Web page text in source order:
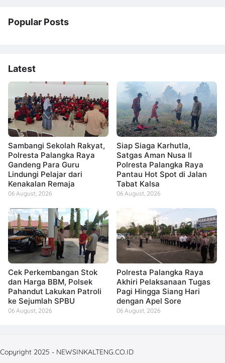
Popular Posts
Latest
Sambangi Sekolah Rakyat,
Polresta Palangka Raya
Gandeng Para Guru
Lindungi Pelajar dari
Kenakalan Remaja
06 August, 2026
Siap Siaga Karhutla,
Satgas Aman Nusa II
Polresta Palangka Raya
Pantau Hot Spot di Jalan
Tabat Kalsa
06 August, 2026
Cek Perkembangan Stok
dan Harga BBM, Polsek
Pahandut Lakukan Patroli
ke Sejumlah SPBU
06 August, 2026
Polresta Palangka Raya
Akhiri Pelaksanaan Tugas
Pagi Hingga Siang Hari
dengan Apel Sore
06 August, 2026
Copyright 2025 - NEWSINKALTENG.CO.ID